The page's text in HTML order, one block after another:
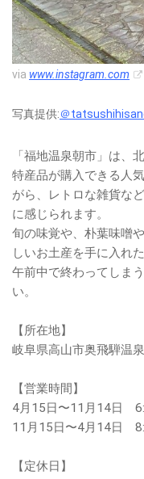
via www.instagram.com
写真提供:＠
「福地温泉朝市」は、
特産品が購入できる人
がら、レトロな雑貨な
に感じられます。
旬の味覚や、朴葉味噌
しいお土産を手に入れ
午前中で終わってしま
い。
【所在地】
岐阜県高山市奥飛騨温
【営業時間】
4月15日〜11月14日
11月15日〜4月14日
【定休日】